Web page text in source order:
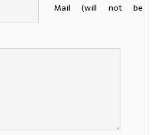
Mail (will not be